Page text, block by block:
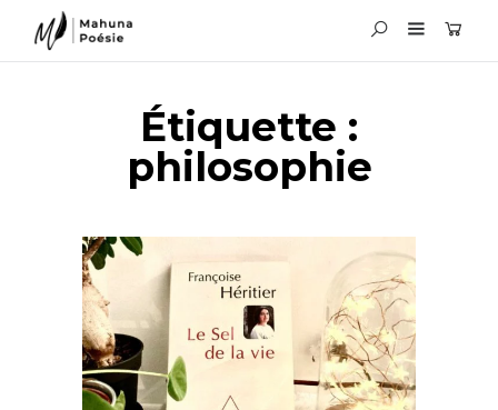
Étiquette :
philosophie